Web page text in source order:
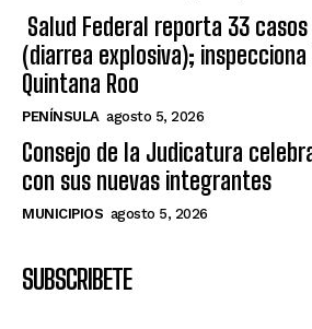
Salud Federal reporta 33
(diarrea explosiva); inspecciona
Quintana Roo
PENÍNSULA agosto 5, 2026
Consejo de la Judicatura
con sus nuevas integrantes
MUNICIPIOS agosto 5, 2026
SUBSCRIBETE